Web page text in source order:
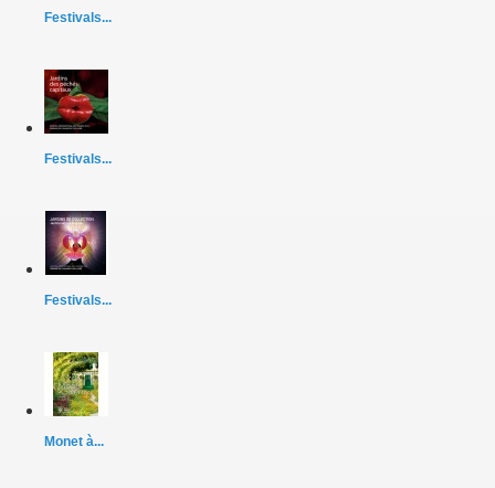
Festivals...
Festivals...
Festivals...
Monet à...